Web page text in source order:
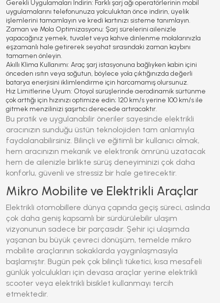
Gerekli Uygulamaları İndirin: Farklı şarj ağı operatörlerinin mobil
uygulamalarını telefonunuza yolculuktan önce indirin, üyelik
işlemlerini tamamlayın ve kredi kartınızı sisteme tanımlayın.
Zaman ve Mola Optimizasyonu: Şarj sürelerini ailenizle
yapacağınız yemek, tuvalet veya kahve dinlenme molalarınızla
eşzamanlı hale getirerek seyahat sırasındaki zaman kaybını
tamamen önleyin.
Akıllı Klima Kullanımı: Araç şarj istasyonuna bağlıyken kabin içini
önceden ısıtın veya soğutun, böylece yola çıktığınızda değerli
batarya enerjisini iklimlendirme için harcamamış olursunuz.
Hız Limitlerine Uyum: Otoyol sürüşlerinde aerodinamik sürtünme
çok arttığı için hızınızı optimize edin; 120 km/s yerine 100 km/s ile
gitmek menzilinizi şaşırtıcı derecede artıracaktır.
Bu pratik ve uygulanabilir öneriler sayesinde elektrikli
aracınızın sunduğu üstün teknolojiden tam anlamıyla
faydalanabilirsiniz. Bilinçli ve eğitimli bir kullanıcı olmak,
hem aracınızın mekanik ve elektronik ömrünü uzatacak
hem de ailenizle birlikte sürüş deneyiminizi çok daha
konforlu, güvenli ve stressiz bir hale getirecektir.
Mikro Mobilite ve Elektrikli Araçlar
Elektrikli otomobillere dünya çapında geçiş süreci, aslında
çok daha geniş kapsamlı bir sürdürülebilir ulaşım
vizyonunun sadece bir parçasıdır. Şehir içi ulaşımda
yaşanan bu büyük çevreci dönüşüm, temelde mikro
mobilite araçlarının sokaklarda yaygınlaşmasıyla
başlamıştır. Bugün pek çok bilinçli tüketici, kısa mesafeli
günlük yolculukları için devasa araçlar yerine elektrikli
scooter veya elektrikli bisiklet kullanmayı tercih
etmektedir.